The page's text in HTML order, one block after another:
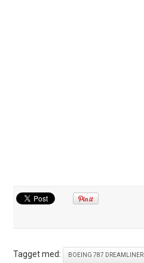
Tagget med: BOEING 787 DREAMLINER